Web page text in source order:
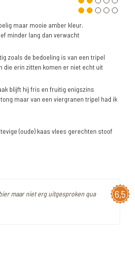
maar mooie amber kleur.
minder lang dan verwacht
zoals de bedoeling is van een tripel
die erin zitten komen er niet echt uit
blijft hij fris en fruitig enigszins
maar van een viergranen tripel had ik
(oude) kaas vlees gerechten stoof
6,5
maar niet erg uitgesproken qua